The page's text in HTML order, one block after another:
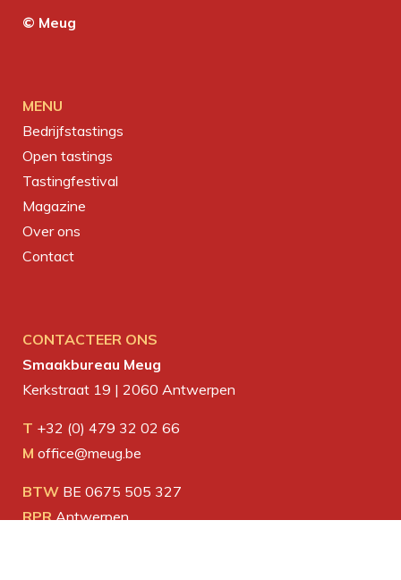
© Meug
MENU
Bedrijfstastings
Open tastings
Tastingfestival
Magazine
Over ons
Contact
CONTACTEER ONS
Smaakbureau Meug
Kerkstraat 19 | 2060 Antwerpen
T +32 (0) 479 32 02 66
M office@meug.be
BTW BE 0675 505 327
RPRAntwerpen